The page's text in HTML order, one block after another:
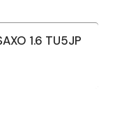
1.6 TU5JP